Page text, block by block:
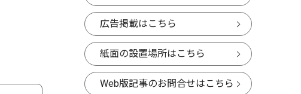
広告掲載はこちら
紙面の設置場所はこちら
Web版記事のお問合せはこちら